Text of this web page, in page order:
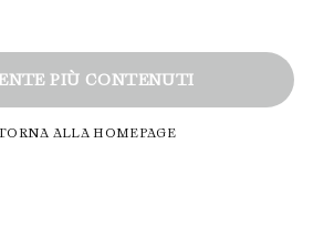
PIÙ CONTENUTI
ALLA HOMEPAGE